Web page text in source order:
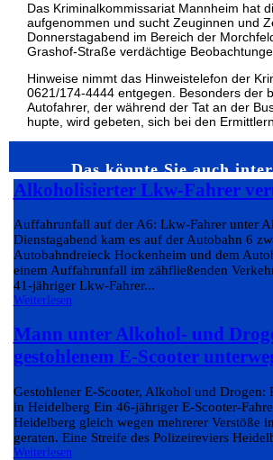
Das Kriminalkommissariat Mannheim hat
aufgenommen und sucht Zeuginnen und
Donnerstagabend im Bereich der
Grashof-Straße verdächtige
Hinweise nimmt das Hinweistelefon der
0621/174-4444 entgegen. Besonders der
Autofahrer, der während der Tat an der
hupte, wird gebeten, sich bei den
Das könnte Sie auch
Alkoholisierter Lkw-Fahrer
Auffahrunfall auf der A6: Lkw-Fahrer unter
Dienstagabend kam es auf der Autobahn 6
Autobahndreieck Hockenheim und dem
einem Auffahrunfall im zähfließenden
41-jähriger Lkw-Fahrer...
Weiterlesen
Mann unter Alkohol- und
gestohlenem E-Scooter
Gestohlener E-Scooter, Alkohol und Drogen:
in Heidelberg Ein 46-jähriger E-Scooter-
Heidelberg gleich wegen mehrerer Verstöße
geraten. Eine Streife des Polizeireviers
Weiterlesen